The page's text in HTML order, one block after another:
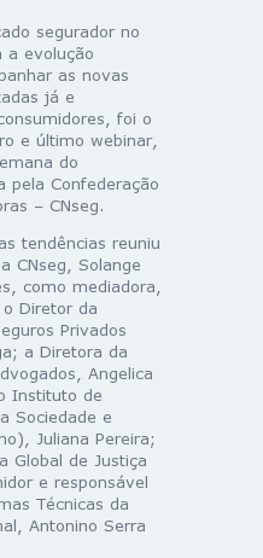
segurador no
evolução
as novas
já e
foi o
e último webinar,
do
pela Confederação
– CNseg.
tendências reuniu
CNseg, Solange
como mediadora,
Diretor da
Privados
a Diretora da
Angelica
Instituto de
Sociedade e
Juliana Pereira;
Global de Justiça
e responsável
Técnicas da
Antonino Serra